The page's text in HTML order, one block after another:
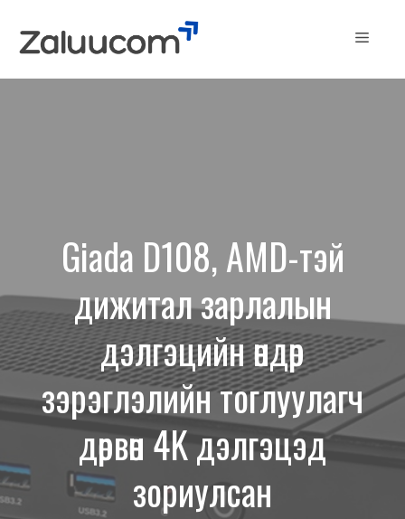
Menu
Giada D108, AMD-тэй
дижитал зарлалын
дэлгэцийн өндөр
зэрэглэлийн тоглуулагч
дөрвөн 4K дэлгэцэд
зориулсан